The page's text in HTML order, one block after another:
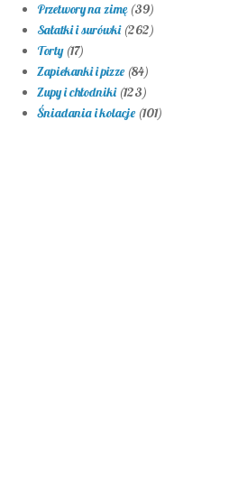
Przetwory na zimę (39)
Sałatki i surówki (262)
Torty (17)
Zapiekanki i pizze (84)
Zupy i chłodniki (123)
Śniadania i kolacje (101)